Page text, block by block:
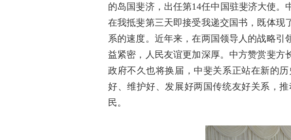
的岛国斐济，出任第14任中国驻斐济大使
在我抵斐第三天即接受我递交国书，既体现
系的速度。近年来，在两国领导人的战略引
益紧密，人民友谊更加深厚。中方赞赏斐方
政府不久也将换届，中斐关系正站在新的
好、维护好、发展好两国传统友好关系，
民。